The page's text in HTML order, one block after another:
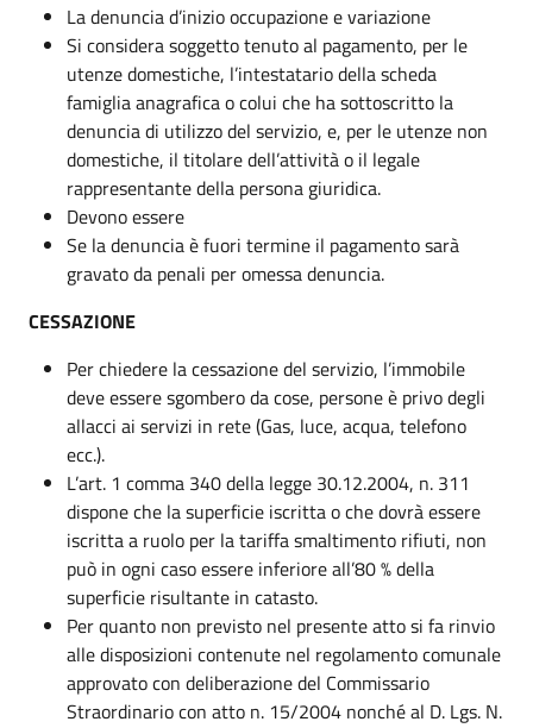
La denuncia d’inizio occupazione e variazione
Si considera soggetto tenuto al pagamento, per le
utenze domestiche, l’intestatario della scheda
famiglia anagrafica o colui che ha sottoscritto la
denuncia di utilizzo del servizio, e, per le utenze non
domestiche, il titolare dell’attività o il legale
rappresentante della persona giuridica.
Devono essere
Se la denuncia è fuori termine il pagamento sarà
gravato da penali per omessa denuncia.
CESSAZIONE
Per chiedere la cessazione del servizio, l’immobile
deve essere sgombero da cose, persone è privo degli
allacci ai servizi in rete (Gas, luce, acqua, telefono
ecc.).
L’art. 1 comma 340 della legge 30.12.2004, n. 311
dispone che la superficie iscritta o che dovrà essere
iscritta a ruolo per la tariffa smaltimento rifiuti, non
può in ogni caso essere inferiore all’80 % della
superficie risultante in catasto.
Per quanto non previsto nel presente atto si fa rinvio
alle disposizioni contenute nel regolamento comunale
approvato con deliberazione del Commissario
Straordinario con atto n. 15/2004 nonché al D. Lgs. N.